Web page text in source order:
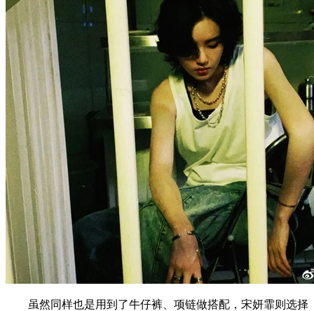
虽然同样也是用到了牛仔裤、项链做搭配，宋妍霏则选择